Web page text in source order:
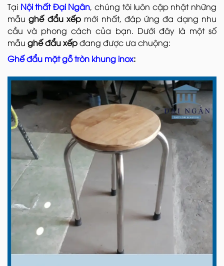
Tại Nội thất Đại Ngân, chúng tôi luôn cập nhật những
mẫughế đẩu xếpmới nhất, đáp ứng đa dạng nhu
cầu và phong cách của bạn. Dưới đây là một số
mẫu ghế đẩu xếpđang được ưa chuộng:
Ghế đẩu mặt gỗ tròn khung inox: